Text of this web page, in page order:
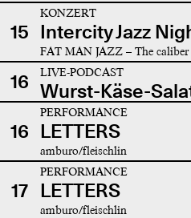
15
KONZERT
Intercity Jazz
FAT MAN JAZZ – The
16 LIVE-PODCAST
Wurst-Käse-
16
PERFORMANCE
LETTERS
amburo/fleischlin
17
PERFORMANCE
LETTERS
amburo/fleischlin